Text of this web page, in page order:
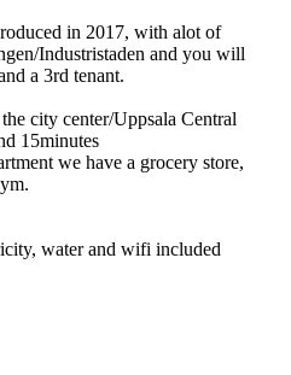
in 2017, with alot of
Industristaden and you will
a 3rd tenant.
city center/Uppsala Central
15minutes
we have a grocery store,
water and wifi included